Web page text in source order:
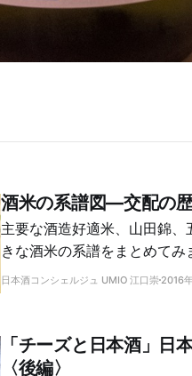
酒米の系譜図―交配の
主要な酒造好適米、山田錦
きな酒米の系譜をまとめて
がわかります。意外なルーツ
日本酒コンシェルジュ UMIO 江口崇 2016
「チーズと日本酒」日
〈後編〉